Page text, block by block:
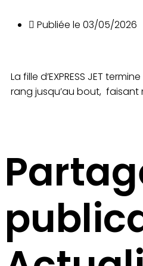
Publiée le 03/05/2026
La fille d’EXPRESS JET
rang jusqu’au bout, faisant